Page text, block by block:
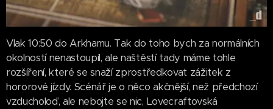
Vlak 10:50 do Arkhamu. Tak do toho bych za normálních
okolností nenastoupil, ale naštěstí tady máme tohle
rozšíření, které se snaží zprostředkovat zážitek z
hororové jízdy. Scénář je o něco akčnější, než předchozí
vzducholoď, ale nebojte se nic, Lovecraftovská